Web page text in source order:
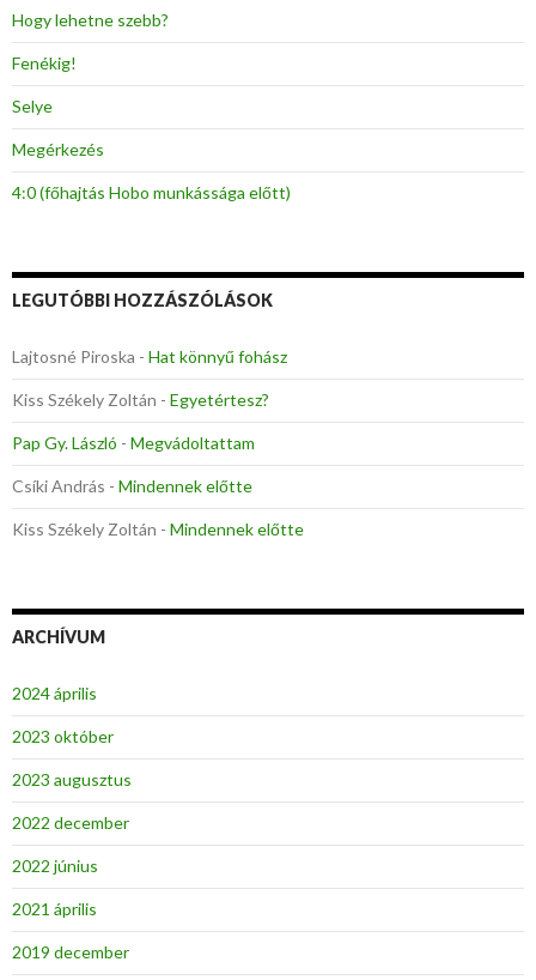
:Hogy lehetne szebb?
Fenékig!
Selye
Megérkezés
4:0 (főhajtás Hobo munkássága előtt)
LEGUTÓBBI HOZZÁSZÓLÁSOK
Lajtosné Piroska - Hat könnyű fohász
Kiss Székely Zoltán - Egyetértesz?
Pap Gy. László - Megvádoltattam
Csíki András - Mindennek előtte
Kiss Székely Zoltán - Mindennek előtte
ARCHÍVUM
2024 április
2023 október
2023 augusztus
2022 december
2022 június
2021 április
2019 december